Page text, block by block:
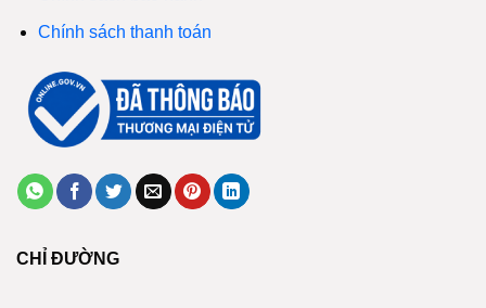
Chính sách thanh toán
CHỈ ĐƯỜNG